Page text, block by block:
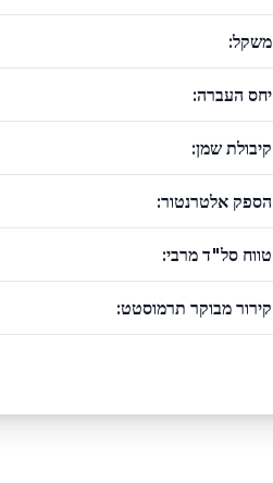
משקל:
יחס העברה:
קיבולת שמן:
הספק אלטרנטור:
טווח סל"ד מרבי:
קירור מבוקר תרמוסטט: